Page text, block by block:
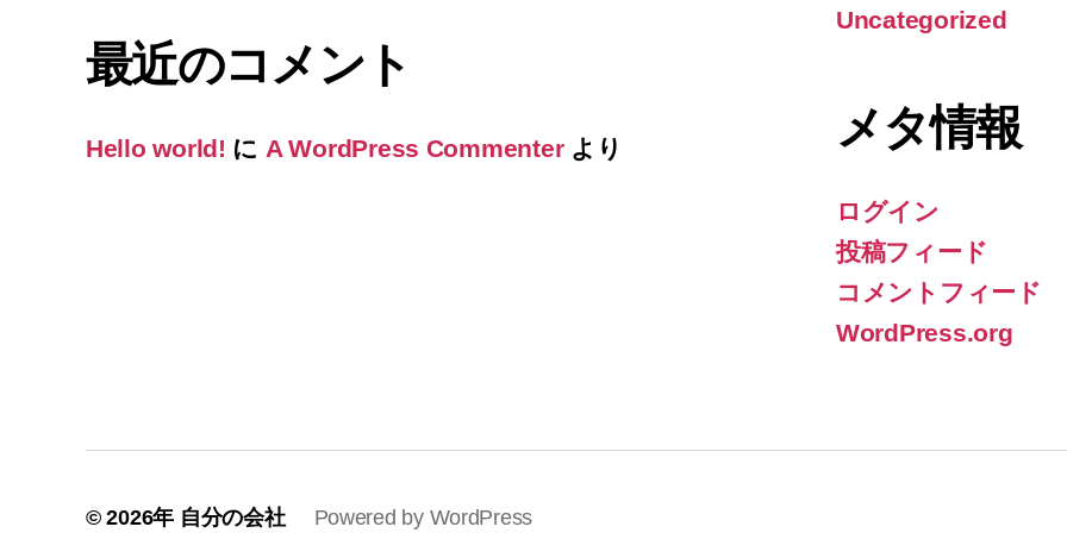
最近のコメント
Hello world! に A WordPress Commenterより
Uncategorized
メタ情報
ログイン
投稿フィード
コメントフィード
WordPress.org
© 2026年 自分の会社 Powered by WordPress